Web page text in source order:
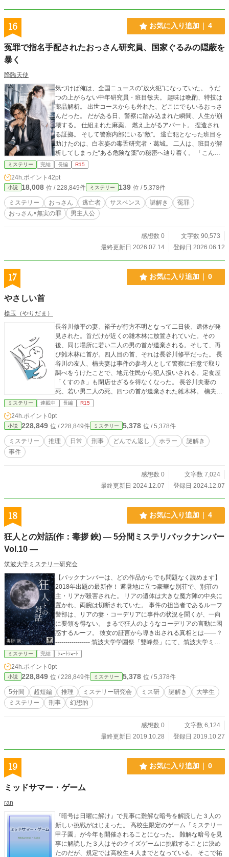
16 お気に入り追加 4
冤罪で指名手配されたおっさん研究員、国家ぐるみの隠蔽を
暴く
降臨天使
気づけば俺は、全国ニュースの“放火犯”になっていた。 うだ
つの上がらない中年研究員・班目敏夫。 趣味は晩酌、特技は
薬品解析。 出世コースからも外れた、どこにでもいるおっさ
んだった。 だがある日、警察に踏み込まれた瞬間、人生が崩
壊する。 仕組まれた麻薬。 燃え上がるアパート。 捏造され
る証拠。 そして警察内部にいる“敵”。 逃亡犯となった班目を
助けたのは、白衣姿の毒舌研究者・葛城。 二人は、班目が解
析してしまった“ある危険な薬”の秘密へ辿り着く。 「こんな
おっさんを、なんでそこまでして消したがる？」 冴えないお
っさん研究者 VS 巨大組織。 小銭を拾って公衆電話から始ま
った逃亡劇が、 やがて国家レベルの陰謀へ変わっていく―
―。
ミステリー 完結 長編 R15
24h.ポイント 42pt
小説 18,008 位 / 228,849件 ミステリー 139 位 / 5,378件
ミステリー おっさん 逃亡者 サスペンス 謎解き
冤罪
おっさん×無実の罪
男主人公
感想数 0
文字数 90,573
最終更新日 2026.07.14
登録日 2026.06.12
17 お気に入り追加 0
やさしい首
槍玉（やりだま）
長谷川修平の妻、裕子が行方不明となって二日後、遺体が発
見された。首だけが近くの雑木林に放置されていた。その
後、同じ場所に若い二人の男の首が遺棄される。そして、再
び雑木林に首が。四人目の首、それは長谷川修平だった。 長
谷川の友人、楠夫妻は事件の参考人として警察に任意で取り
調べをうけたことで、地元住民から犯人扱いされる。定食屋
「くすのき」も閉店せざるを得なくなった。 長谷川夫妻の
死、若い男二人の死、四つの首が遺棄された雑木林。 楠夫妻
の長男、真一は五年後自分の子供にもふりかかる汚名を ぬぐ
うため、当時の所轄刑事相模とともに真犯人を探す。 ※この
作品はすべてフィクションであり実在の人物・団体等とは一
切関係ありません。
ミステリー 連載中 長編 R15
24h.ポイント 0pt
小説 228,849 位 / 228,849件 ミステリー 5,378 位 / 5,378件
ミステリー 推理 日常 刑事 どんでん返し ホラー
謎解き
事件
感想数 0
文字数 7,024
最終更新日 2024.12.07
登録日 2024.12.07
18 お気に入り追加 4
狂人との対話(作：毒拶 鋏) ― 5分間ミステリバックナンバー
Vol.10 ―
筑波大学ミステリー研究会
【バックナンバーは、どの作品からでも問題なく読めます】
2018年出題の最新作！ 避暑地に立つ豪華な別荘で、別荘の
主・リアが殺害された。 リアの遺体は大きな魔方陣の中央に
置かれ、両腕は切断されていた。 事件の担当者であるルーフ
警部は、リアの妻・コーデリアに事件の状況を聞くが、一向
に要領を得ない。 まるで狂人のようなコーデリアの言動に困
惑するルーフ。 彼女の証言から導き出される真相とは――？
----------------- 筑波大学学園祭「雙峰祭」にて、筑波大学ミス
テリー研究会が出店する喫茶店で、毎年出題しているミステ
リクイズ、「5分間ミステリ」のバックナンバーです。解答編
は、問題編公開の翌日に公開されます。 5分間と書いていま
すが、時間制限はありません。 Vol.10は、2018年に出題され
た問題。 ヒントなしで正解できたらかなりすごいです。 幻想
的な世界観や文章もお楽しみください。
ミステリー 完結 ｼｮｰﾄｼｮｰﾄ
24h.ポイント 0pt
小説 228,849 位 / 228,849件 ミステリー 5,378 位 / 5,378件
5分間 超短編 推理 ミステリー研究会 ミス研 謎解き
大学生
ミステリー
刑事 幻想的
感想数 0
文字数 6,124
最終更新日 2019.10.28
登録日 2019.10.27
19 お気に入り追加 0
ミッドサマー・ゲーム
ran
『暗号は日曜に解け』で見事に難解な暗号を解読した３人の
新しい挑戦がはじまった。 高校生限定のゲーム「ミステリー
甲子園」が今年も開催されることになった。 難解な暗号を見
事に解読した３人はそのクイズゲームに挑戦することに決め
たのだが、規定では高校生４人までとなっている。 そこで祐